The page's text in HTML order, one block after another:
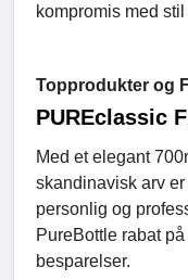
kompromis med
Topprodukter og
PUREclassic
Med et elegant
skandinavisk arv
personlig og
PureBottle rabat
besparelser.